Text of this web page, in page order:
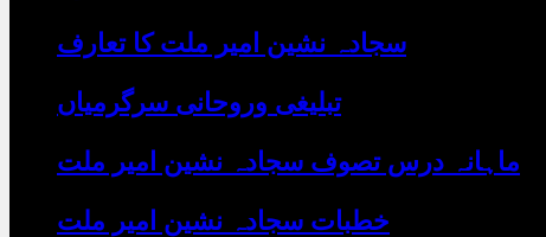
سجادہ نشین امیر ملت کا تعارف
تبلیغی وروحانی سرگرمیاں
ماہانہ درس تصوف سجادہ نشین امیر ملت
خطبات سجادہ نشین امیر ملت